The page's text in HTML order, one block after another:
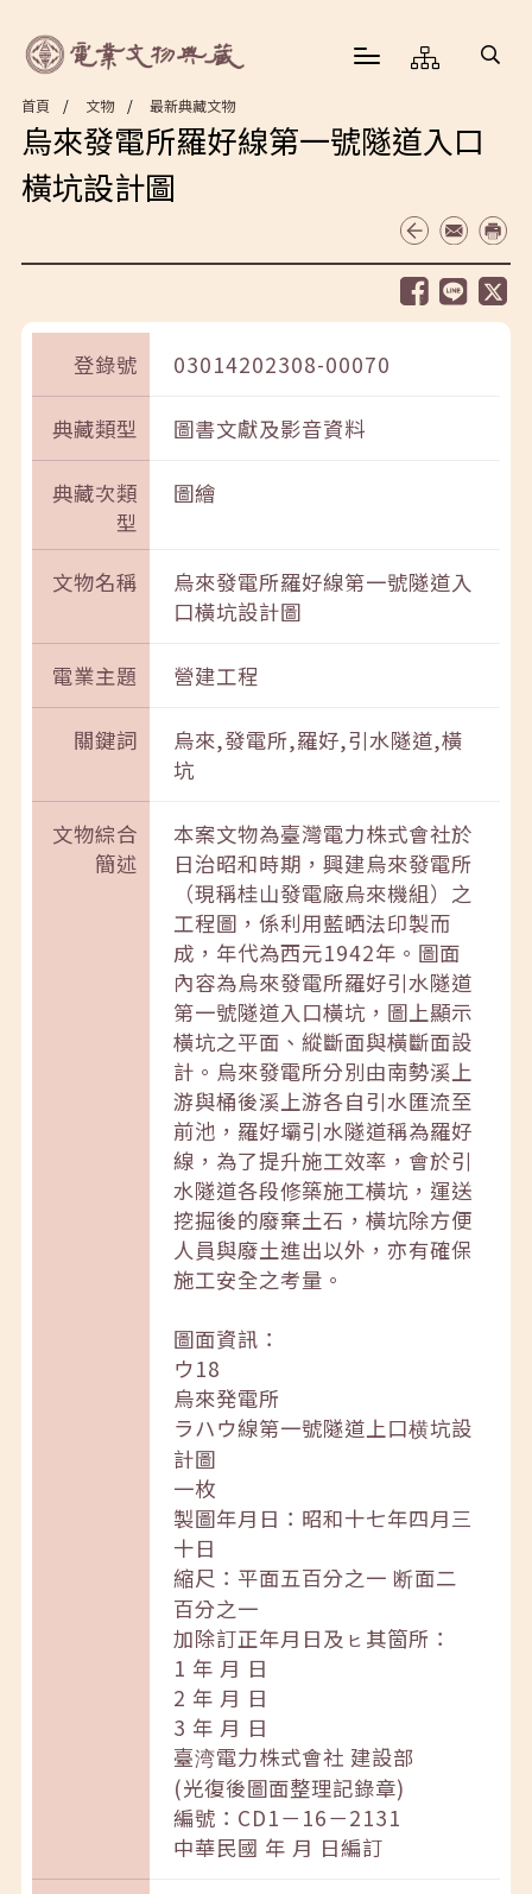
首頁 文物 最新典藏文物
烏來發電所羅好線第一號隧道入口
橫坑設計圖
登錄號 03014202308-00070
典藏類型 圖書文獻及影音資料
典藏次類
型
圖繪
文物名稱
烏來發電所羅好線第一號隧道入
口橫坑設計圖
電業主題 營建工程
關鍵詞
烏來,發電所,羅好,引水隧道,橫
坑
文物綜合
簡述
本案文物為臺灣電力株式會社於
日治昭和時期，興建烏來發電所
（現稱桂山發電廠烏來機組）之
工程圖，係利用藍晒法印製而
成，年代為西元1942年。圖面
內容為烏來發電所羅好引水隧道
第一號隧道入口橫坑，圖上顯示
橫坑之平面、縱斷面與橫斷面設
計。烏來發電所分別由南勢溪上
游與桶後溪上游各自引水匯流至
前池，羅好壩引水隧道稱為羅好
線，為了提升施工效率，會於引
水隧道各段修築施工橫坑，運送
挖掘後的廢棄土石，橫坑除方便
人員與廢土進出以外，亦有確保
施工安全之考量。
圖面資訊：
ウ18
烏來発電所
ラハウ線第一號隧道上口横坑設
計圖
一枚
製圖年月日：昭和十七年四月三
十日
縮尺：平面五百分之一 断面二
百分之一
加除訂正年月日及ㇶ其箇所：
1 年 月 日
2 年 月 日
3 年 月 日
臺湾電力株式會社 建設部
(光復後圖面整理記錄章)
編號：CD1－16－2131
中華民國 年 月 日編訂